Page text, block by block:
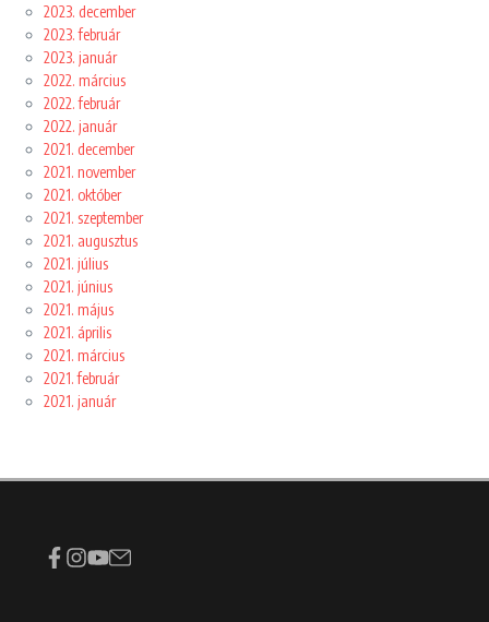
2023. december
2023. február
2023. január
2022. március
2022. február
2022. január
2021. december
2021. november
2021. október
2021. szeptember
2021. augusztus
2021. július
2021. június
2021. május
2021. április
2021. március
2021. február
2021. január